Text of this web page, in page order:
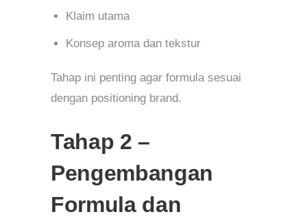
Klaim utama
Konsep aroma dan tekstur
Tahap ini penting agar formula sesuai
dengan positioning brand.
Tahap 2 –
Pengembangan
Formula dan